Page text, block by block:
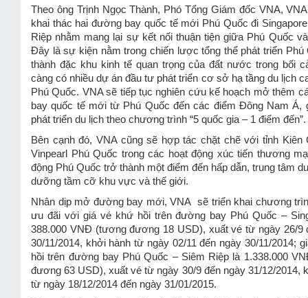
Theo ông Trịnh Ngọc Thành, Phó Tổng Giám đốc VNA,
khai thác hai đường bay quốc tế mới Phú Quốc đi
Riệp nhằm mang lại sự kết nối thuận tiện giữa Phú Quốc
Đây là sự kiện nằm trong chiến lược tổng thể phát triển Phú
thành đặc khu kinh tế quan trọng của đất nước trong bối
càng có nhiều dự án đầu tư phát triển cơ sở hạ tầng du lịch
Phú Quốc. VNA sẽ tiếp tục nghiên cứu kế hoạch mở thêm
bay quốc tế mới từ Phú Quốc đến các điểm Đông Nam Á,
phát triển du lịch theo chương trình “5 quốc gia – 1 điểm đến”.
Bên cạnh đó, VNA cũng sẽ hợp tác chặt chẽ với tỉnh Kiên
Vinpearl Phú Quốc trong các hoạt động xúc tiến thương
động Phú Quốc trở thành một điểm đến hấp dẫn, trung tâm
dưỡng tầm cỡ khu vực và thế giới.
Nhân dịp mở đường bay mới, VNA sẽ triển khai chương
ưu đãi với giá vé khứ hồi trên đường bay Phú Quốc –
388.000 VNĐ (tương đương 18 USD), xuất vé từ ngày 26/9
30/11/2014, khởi hành từ ngày 02/11 đến ngày 30/11/2014;
hồi trên đường bay Phú Quốc – Siêm Riệp là 1.338.000
đương 63 USD), xuất vé từ ngày 30/9 đến ngày 31/12/2014,
từ ngày 18/12/2014 đến ngày 31/01/2015.